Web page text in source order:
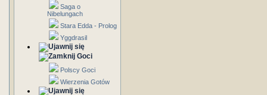
Saga o
Nibelungach
Stara Edda - Prolog
Yggdrasil
Goci
Polscy Goci
Wierzenia Gotów